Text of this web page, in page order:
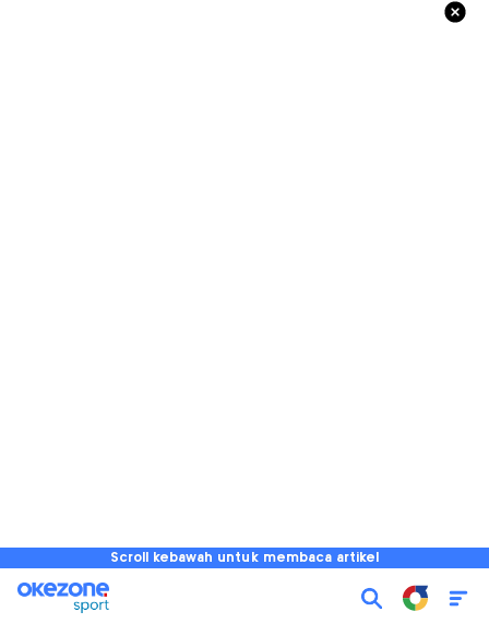
Scroll kebawah untuk membaca artikel